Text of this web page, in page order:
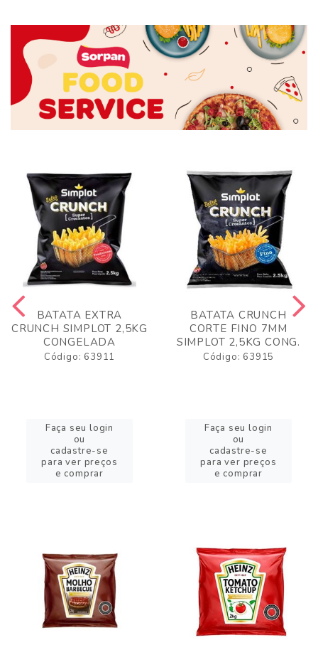
BATATA EXTRA
CRUNCH SIMPLOT 2,5KG
CONGELADA
Código: 63911
Faça seu login
ou
cadastre-se
para ver preços
e comprar
BATATA CRUNCH
CORTE FINO 7MM
SIMPLOT 2,5KG CONG.
Código: 63915
Faça seu login
ou
cadastre-se
para ver preços
e comprar